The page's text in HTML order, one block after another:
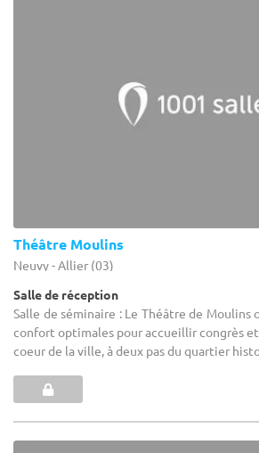
Théâtre Moulins
Neuvy - Allier (03)
Salle de réception
Salle de séminaire : Le Théâtre de
confort optimales pour accueillir congrès
coeur de la ville, à deux pas du quartier